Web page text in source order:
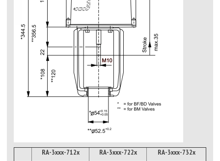
RA-3xxx-712x RA-3xxx-722x
RA-3xxx-732x